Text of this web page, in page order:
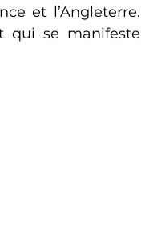
et l’Angleterre.
qui se manifeste